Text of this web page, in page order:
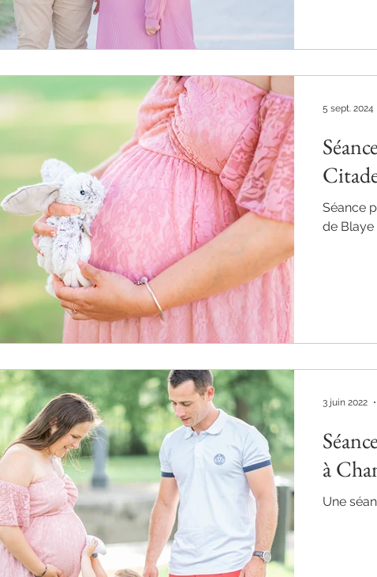
Séance
de Blaye
5 sept. 2024
à
Une
3 juin 2022